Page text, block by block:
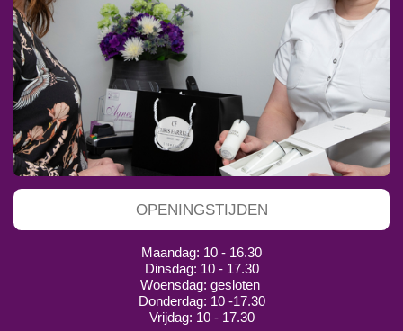
OPENINGSTIJDEN
Maandag: 10 - 16.30
Dinsdag: 10 - 17.30
Woensdag: gesloten
Donderdag: 10 -17.30
Vrijdag: 10 - 17.30